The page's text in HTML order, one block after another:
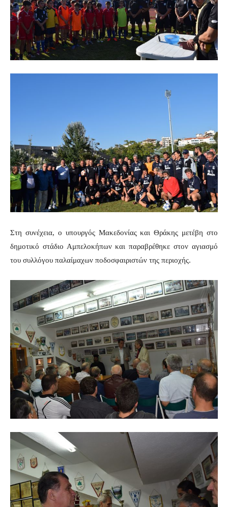
Στη συνέχεια, ο υπουργός Μακεδονίας και Θράκης μετέβη στο
δημοτικό στάδιο Αμπελοκήπων και παραβρέθηκε στον αγιασμό
του συλλόγου παλαίμαχων ποδοσφαιριστών της περιοχής.